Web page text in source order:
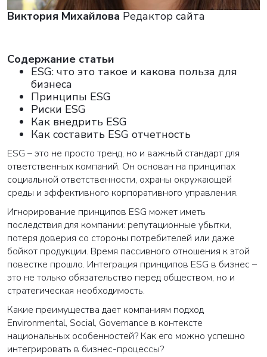
Виктория Михайлова Редактор сайта
Cодержание статьи
ESG: что это такое и какова польза для
бизнеса
Принципы ESG
Риски ESG
Как внедрить ESG
Как составить ESG отчетность
ESG – это не просто тренд, но и важный стандарт для
ответственных компаний. Он основан на принципах
социальной ответственности, охраны окружающей
среды и эффективного корпоративного управления.
Игнорирование принципов ESG может иметь
последствия для компании: репутационные убытки,
потеря доверия со стороны потребителей или даже
бойкот продукции. Время пассивного отношения к этой
повестке прошло. Интеграция принципов ESG в бизнес –
это не только обязательство перед обществом, но и
стратегическая необходимость.
Какие преимущества дает компаниям подход
Environmental, Social, Governance в контексте
национальных особенностей? Как его можно успешно
интегрировать в бизнес-процессы?